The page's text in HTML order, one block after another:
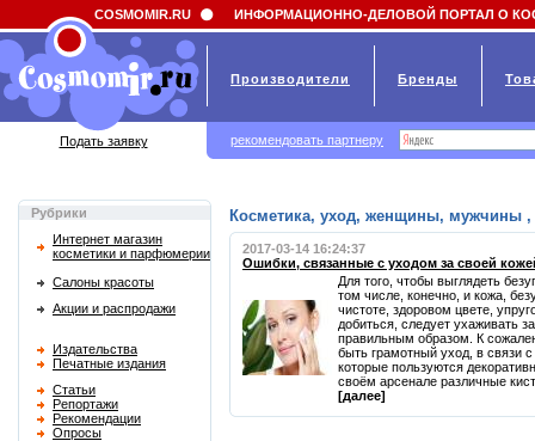
Field 'news_title' doesn't have a default value
Рубрики
Интернет магазин
косметики и парфюмерии
Салоны красоты
Акции и распродажи
Издательства
Печатные издания
Статьи
Репортажи
Рекомендации
Опросы
Косметика, уход, женщины, мужчины ,
2017-03-14 16:24:37
Ошибки, связанные с уходом за своей
Для того, чтобы выглядеть
том числе, конечно, и кожа,
чистоте, здоровом цвете,
добиться, следует ухаживать
правильным образом. К
быть грамотный уход, в связи
которые пользуются
своём арсенале различные
[далее]
COSMOMIR.RU ИНФОРМАЦИОННО-ДЕЛОВОЙ ПОРТАЛ О
Производители Бренды
Подать заявку рекомендовать партнеру